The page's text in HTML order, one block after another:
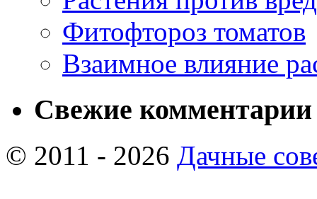
Фитофтороз томатов
Взаимное влияние
Свежие комментарии
© 2011 - 2026 Дачные